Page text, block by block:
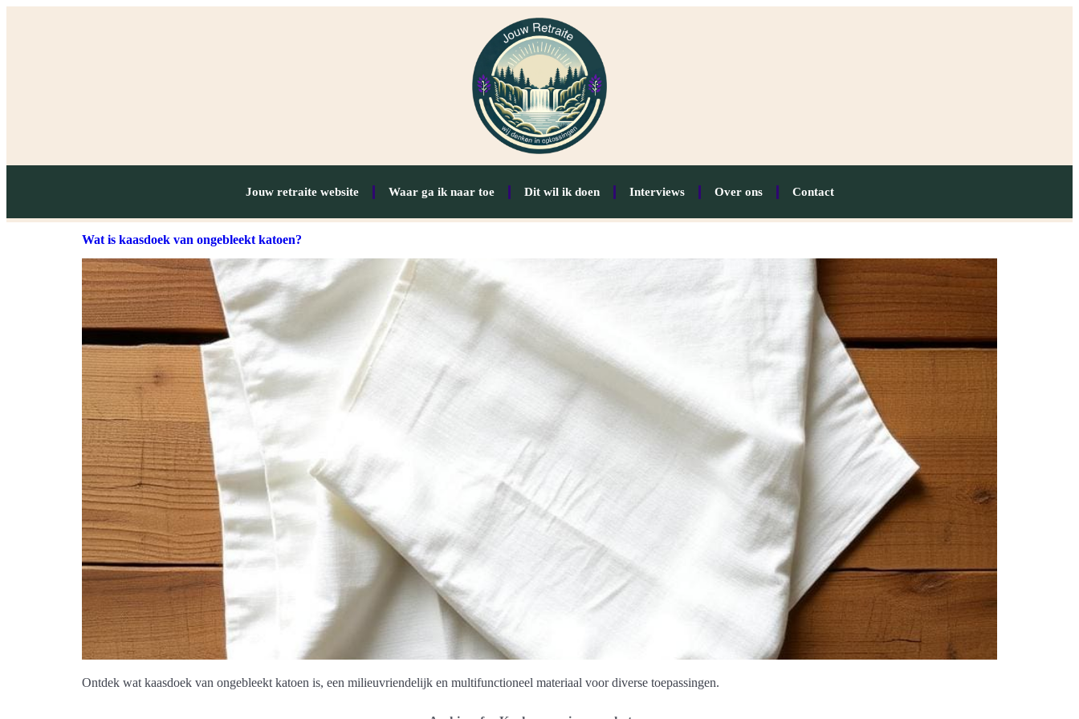
Jouw retraite website Waar ga ik naar toe Dit wil ik doen Interviews Over ons Contact
Wat is kaasdoek van ongebleekt katoen?
Ontdek wat kaasdoek van ongebleekt katoen is, een milieuvriendelijk en multifunctioneel materiaal voor diverse toepassingen.